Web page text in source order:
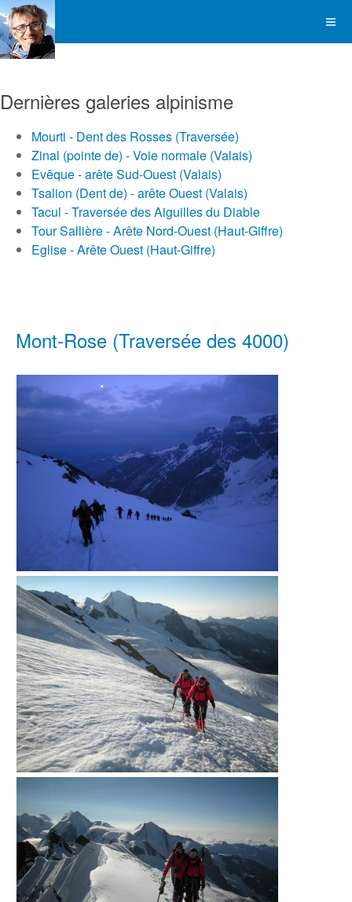
Dernières galeries alpinisme
Mourti - Dent des Rosses (Traversée)
Zinal (pointe de) - Voie normale (Valais)
Evêque - arête Sud-Ouest (Valais)
Tsalion (Dent de) - arête Ouest (Valais)
Tacul - Traversée des Aiguilles du Diable
Tour Sallière - Arête Nord-Ouest (Haut-Giffre)
Eglise - Arête Ouest (Haut-Giffre)
Mont-Rose (Traversée des 4000)